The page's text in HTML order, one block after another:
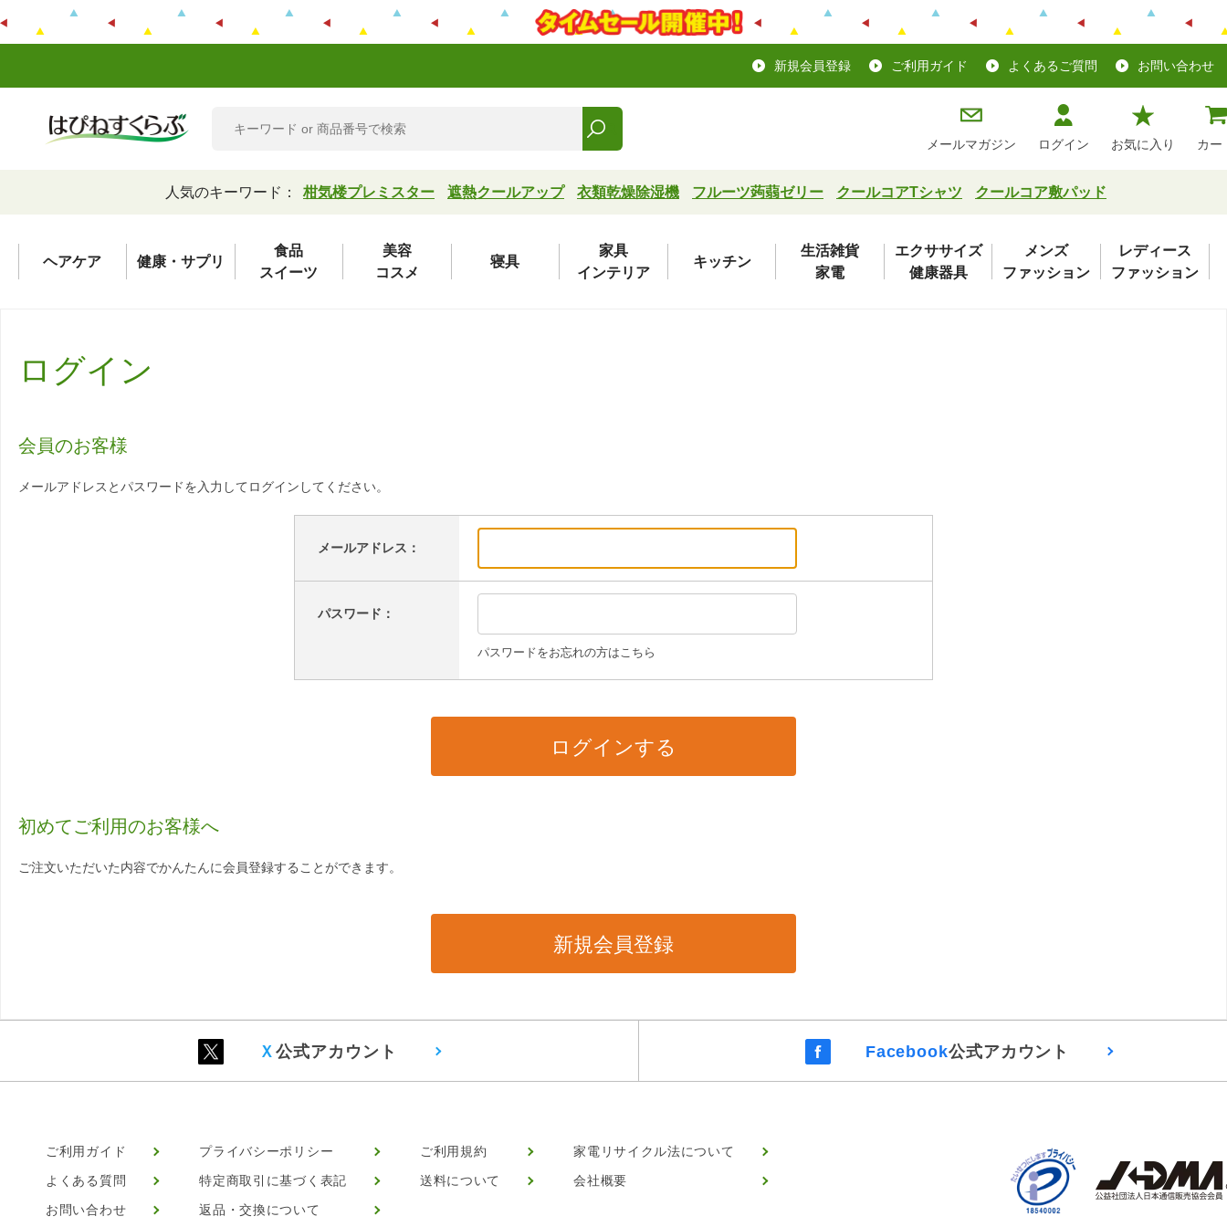
新規会員登録 ご利用ガイド よくあるご質問 お問い合わせ
メールマガジン ログイン お気に入り カー
人気のキーワード： 柑気楼プレミスター 遮熱クールアップ 衣類乾燥除湿機 フルーツ蒟蒻ゼリー クールコアTシャツ クールコア敷パッド
ヘアケア 健康・サプリ
食品
スイーツ
美容
コスメ
寝具
家具
インテリア
キッチン
生活雑貨
家電
エクササイズ
健康器具
メンズ
ファッション
レディース
ファッション
ログイン
会員のお客様
メールアドレスとパスワードを入力してログインしてください。
メールアドレス：
パスワード：
パスワードをお忘れの方はこちら
初めてご利用のお客様へ
ご注文いただいた内容でかんたんに会員登録することができます。
Ｘ公式アカウント Facebook公式アカウント
ご利用ガイド
よくある質問
お問い合わせ
プライバシーポリシー
特定商取引に基づく表記
返品・交換について
ご利用規約
送料について
家電リサイクル法について
会社概要